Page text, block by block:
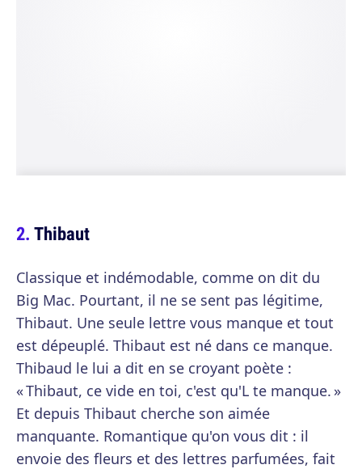
Thibaut
Classique et indémodable, comme on dit du
Big Mac. Pourtant, il ne se sent pas légitime,
Thibaut. Une seule lettre vous manque et tout
est dépeuplé. Thibaut est né dans ce manque.
Thibaud le lui a dit en se croyant poète :
« Thibaut, ce vide en toi, c'est qu'L te manque. »
Et depuis Thibaut cherche son aimée
manquante. Romantique qu'on vous dit : il
envoie des fleurs et des lettres parfumées, fait